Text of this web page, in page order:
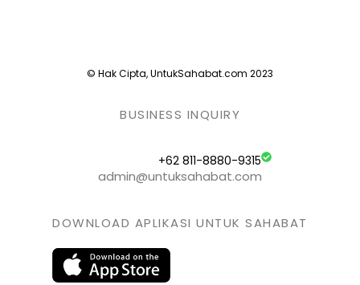
© Hak Cipta, UntukSahabat.com 2023
BUSINESS INQUIRY
+62 811-8880-9315
admin@untuksahabat.com
DOWNLOAD APLIKASI UNTUK SAHABAT